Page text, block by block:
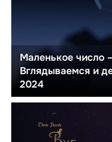
Маленькое число
Вглядываемся и
2024